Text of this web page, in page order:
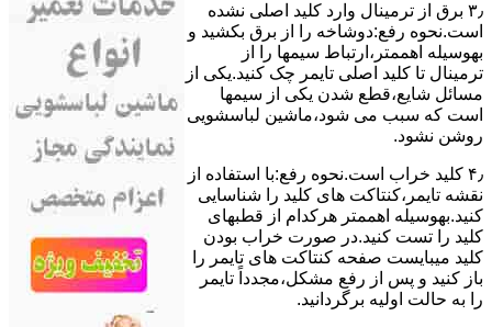
۳٫ ﺑﺮق از ﺗﺮﻣﯿﻨﺎل وارد ﮐﻠﯿﺪ اﺻﻠﯽ ﻧﺸﺪه
است.نحوه رﻓﻊ:دوشاخه را از ﺑﺮق بکشید و
بهوسیله اهممتر،ارﺗﺒﺎط سیمها را از
ﺗﺮﻣﯿﻨﺎل ﺗﺎ ﮐﻠﯿﺪ اﺻﻠﯽ ﺗﺎﯾﻤﺮ چک کنید.یکی از
مسائل شایع،ﻗﻄﻊ شدن ﯾﮑﯽ از سیمها
است که سبب می شود،ﻣﺎﺷﯿﻦ لباسشویی
روﺷﻦ نشود.
۴٫ ﮐﻠﯿﺪ ﺧﺮاب اﺳﺖ.نحوه رفع:ﺑﺎ اﺳﺘﻔﺎده از
ﻧﻘﺸﻪ ﺗﺎﯾﻤﺮ،ﮐﻨﺘﺎﮐﺖ ﻫﺎی ﮐﻠﯿﺪ را ﺷﻨﺎﺳﺎﯾﯽ
کنید.بهوسیله اهممتر هرکدام از قطبهای
ﮐﻠﯿﺪ را ﺗﺴﺖ ﮐﻨﯿﺪ.در ﺻﻮرت ﺧﺮاب ﺑﻮدن
ﮐﻠﯿﺪ میبایست ﺻﻔﺤﻪ ﮐﻨﺘﺎﮐﺖ ﻫﺎی ﺗﺎﯾﻤﺮ را
باز کنید و ﭘﺲ از رﻓﻊ مشکل،مجدداً ﺗﺎﯾﻤﺮ
را به حالت اوﻟﯿﻪ برگردانید.